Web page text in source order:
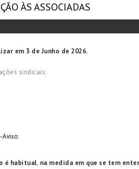
ÀS ASSOCIADAS
em 3 de Junho de 2026.
sindicais:
Aviso;
é habitual, na medida em que se tem